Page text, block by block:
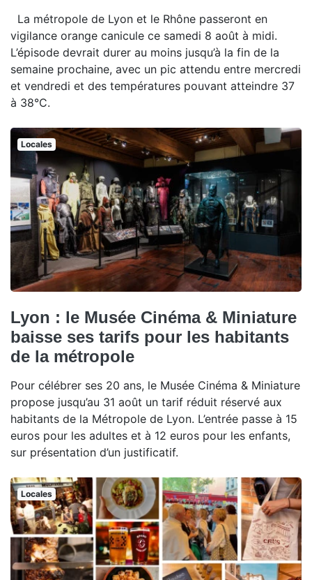
La métropole de Lyon et le Rhône passeront en
vigilance orange canicule ce samedi 8 août à midi.
L’épisode devrait durer au moins jusqu’à la fin de la
semaine prochaine, avec un pic attendu entre mercredi
et vendredi et des températures pouvant atteindre 37
à 38°C.
Locales
Lyon : le Musée Cinéma & Miniature
baisse ses tarifs pour les habitants
de la métropole
Pour célébrer ses 20 ans, le Musée Cinéma & Miniature
propose jusqu’au 31 août un tarif réduit réservé aux
habitants de la Métropole de Lyon. L’entrée passe à 15
euros pour les adultes et à 12 euros pour les enfants,
sur présentation d’un justificatif.
Locales